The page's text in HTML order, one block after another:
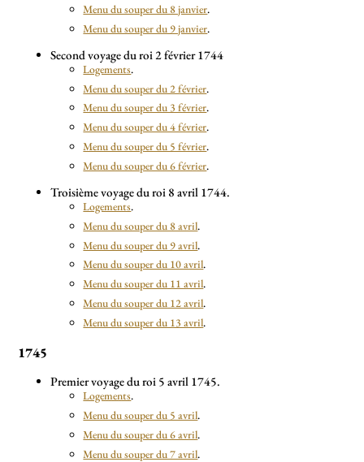
Menu du souper du 8 janvier.
Menu du souper du 9 janvier.
Second voyage du roi 2 février 1744
Logements.
Menu du souper du 2 février.
Menu du souper du 3 février.
Menu du souper du 4 février.
Menu du souper du 5 février.
Menu du souper du 6 février.
Troisième voyage du roi 8 avril 1744.
Logements.
Menu du souper du 8 avril.
Menu du souper du 9 avril.
Menu du souper du 10 avril.
Menu du souper du 11 avril.
Menu du souper du 12 avril.
Menu du souper du 13 avril.
1745
Premier voyage du roi 5 avril 1745.
Logements.
Menu du souper du 5 avril.
Menu du souper du 6 avril.
Menu du souper du 7 avril.